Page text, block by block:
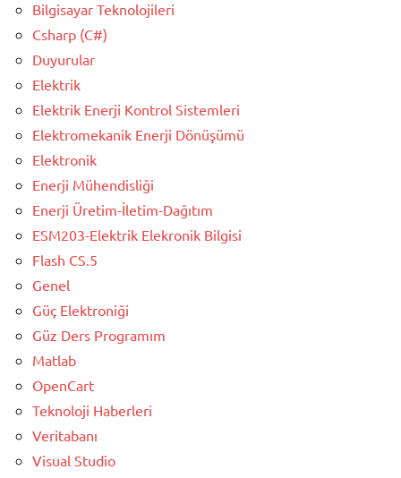
Bilgisayar Teknolojileri
Csharp (C#)
Duyurular
Elektrik
Elektrik Enerji Kontrol Sistemleri
Elektromekanik Enerji Dönüşümü
Elektronik
Enerji Mühendisliği
Enerji Üretim-İletim-Dağıtım
ESM203-Elektrik Elekronik Bilgisi
Flash CS.5
Genel
Güç Elektroniği
Güz Ders Programım
Matlab
OpenCart
Teknoloji Haberleri
Veritabanı
Visual Studio